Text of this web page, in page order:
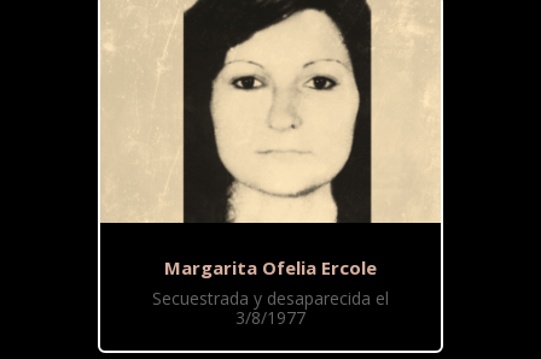
Margarita Ofelia Ercole
Secuestrada y desaparecida el
3/8/1977